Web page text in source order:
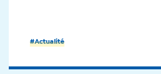
#Actualité